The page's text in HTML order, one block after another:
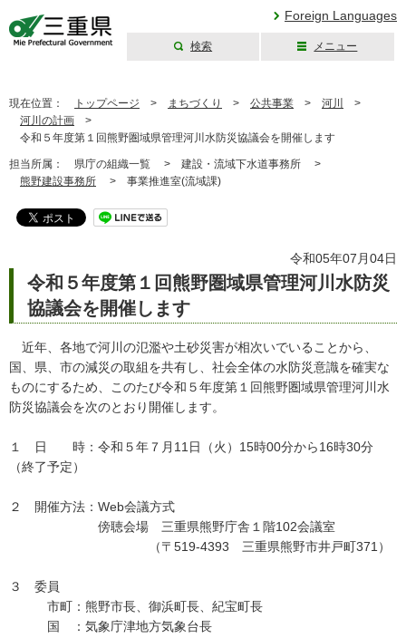
Foreign Languages
検索 メニュー
現在位置： トップページ > まちづくり > 公共事業 > 河川
>
河川の計画 >
令和５年度第１回熊野圏域県管理河川水防災協議会を開催します
担当所属： 県庁の組織一覧 > 建設・流域下水道事務所 >
熊野建設事務所 > 事業推進室(流域課)
令和05年07月04日
令和５年度第１回熊野圏域県管理河川水防災
協議会を開催します
近年、各地で河川の氾濫や土砂災害が相次いでいることから、
国、県、市の減災の取組を共有し、社会全体の水防災意識を確実な
ものにするため、このたび令和５年度第１回熊野圏域県管理河川水
防災協議会を次のとおり開催します。
１ 日 時：令和５年７月11日（火）15時00分から16時30分
（終了予定）
２ 開催方法：Web会議方式
傍聴会場 三重県熊野庁舎１階102会議室
（〒519-4393 三重県熊野市井戸町371）
３ 委員
市町：熊野市長、御浜町長、紀宝町長
国 ：気象庁津地方気象台長